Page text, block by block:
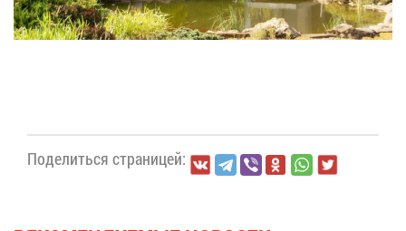
По­де­лить­ся стра­ни­цей: